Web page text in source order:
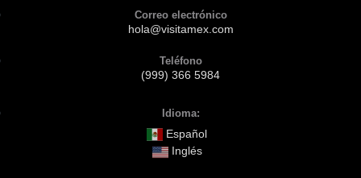
Correo electrónico
hola@visitamex.com
Teléfono
(999) 366 5984
Idioma:
Español
Inglés